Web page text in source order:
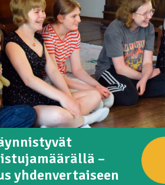
–
yhdenvertaiseen